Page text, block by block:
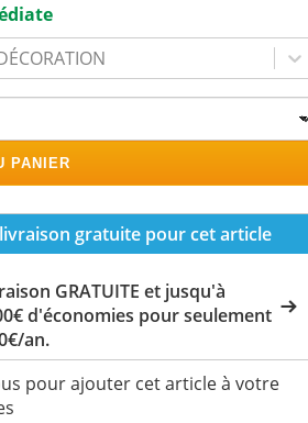
PANIER
gratuite pour cet article
GRATUITE et jusqu'à
d'économies pour seulement
an.
pour ajouter cet article à votre